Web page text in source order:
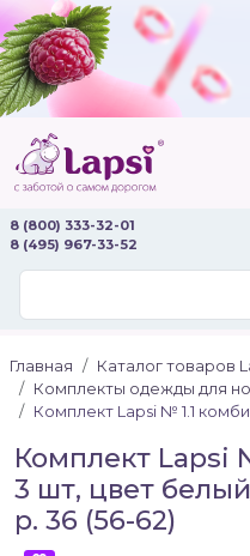
8 (800) 333-32-01
8 (495) 967-33-52
Главная
Каталог товаров
Комплекты одежды для
Комплект Lapsi № 1.1
Комплект Lapsi
3 шт, цвет
р. 36 (56-62)